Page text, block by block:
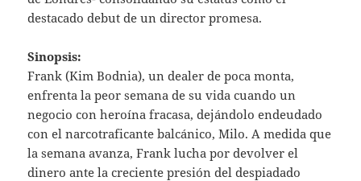
destacado debut de un director promesa.
Sinopsis:
Frank (Kim Bodnia), un dealer de poca monta,
enfrenta la peor semana de su vida cuando un
negocio con heroína fracasa, dejándolo endeudado
con el narcotraficante balcánico, Milo. A medida que
la semana avanza, Frank lucha por devolver el
dinero ante la creciente presión del despiadado